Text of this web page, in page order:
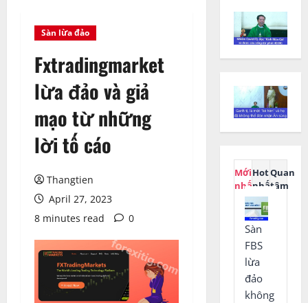
Sàn lừa đảo
Fxtradingmarket
lừa đảo và giả
mạo từ những
lời tố cáo
Thangtien
April 27, 2023
8 minutes read
0
Mới
nhất
Hot
nhất
Quan
tâm
Sàn
FBS
lừa
đảo
không